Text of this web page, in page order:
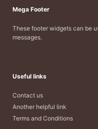
Mega Footer
These footer widgets can be
messages.
Useful links
Contact us
Another helpful link
Terms and Conditions